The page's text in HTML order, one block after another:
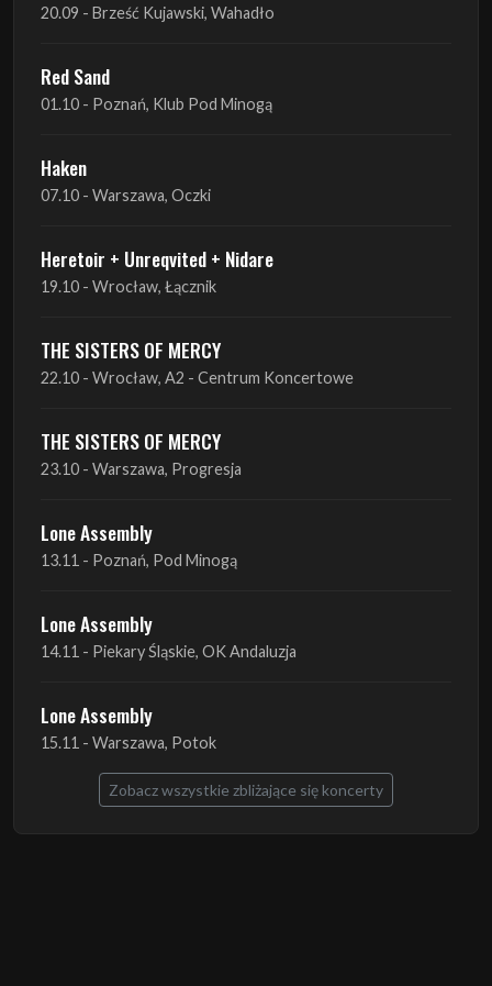
20.09 - Brześć Kujawski, Wahadło
Red Sand
01.10 - Poznań, Klub Pod Minogą
Haken
07.10 - Warszawa, Oczki
Heretoir + Unreqvited + Nidare
19.10 - Wrocław, Łącznik
THE SISTERS OF MERCY
22.10 - Wrocław, A2 - Centrum Koncertowe
THE SISTERS OF MERCY
23.10 - Warszawa, Progresja
Lone Assembly
13.11 - Poznań, Pod Minogą
Lone Assembly
14.11 - Piekary Śląskie, OK Andaluzja
Lone Assembly
15.11 - Warszawa, Potok
Zobacz wszystkie zbliżające się koncerty